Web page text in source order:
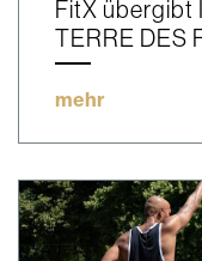
FitX übergibt
TERRE DES
mehr